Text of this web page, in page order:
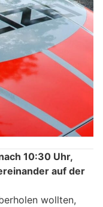
10:30 Uhr,
auf der
wollten,